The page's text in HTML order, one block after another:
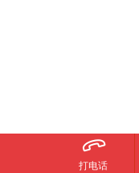
打电话